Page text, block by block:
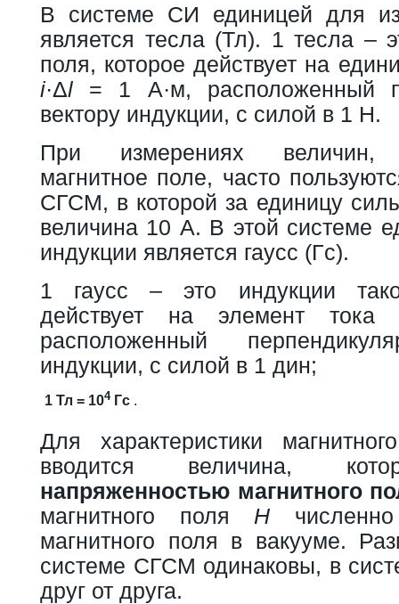
В системе СИ единицей для
является тесла (Тл). 1 тесла –
поля, которое действует на
i·Δl = 1 А·м, расположенный
вектору индукции, с силой в 1 Н.
При измерениях величин,
магнитное поле, часто
СГСМ, в которой за единицу
величина 10 А. В этой системе
индукции является гаусс (Гс).
1 гаусс – это индукции
действует на элемент тока
расположенный
индукции, с силой в 1 дин;
1 Тл = 104Гс .
Для характеристики
вводится величина,
напряженностью магнитного
магнитного поля H
магнитного поля в вакууме.
системе СГСМ одинаковы, в
друг от друга.